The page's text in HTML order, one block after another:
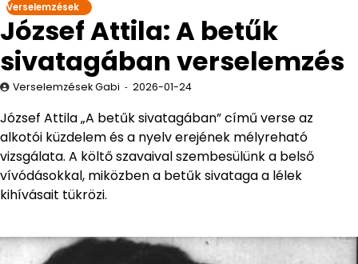
Verselemzések
József Attila: A betűk
sivatagában verselemzés
Verselemzések Gabi 2026-01-24
József Attila „A betűk sivatagában” című verse az
alkotói küzdelem és a nyelv erejének mélyreható
vizsgálata. A költő szavaival szembesülünk a belső
vívódásokkal, miközben a betűk sivataga a lélek
kihívásait tükrözi.